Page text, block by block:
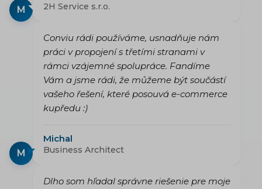
M 2H Service s.r.o.
M
Conviu rádi používáme, usnadňuje nám
práci v propojení s třetími stranami v
rámci vzájemné spolupráce. Fandíme
Vám a jsme rádi, že můžeme být součástí
vašeho řešení, které posouvá e-commerce
kupředu :)
Michal
Business Architect
Dlho som hľadal správne riešenie pre moje